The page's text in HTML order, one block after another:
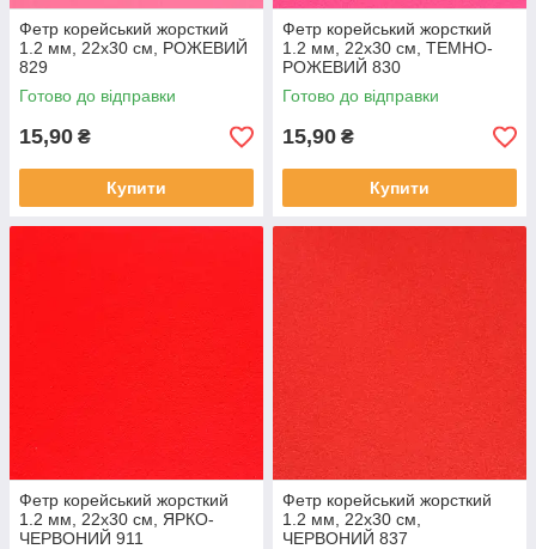
Фетр корейський жорсткий
1.2 мм, 22x30 см, РОЖЕВИЙ
829
Готово до відправки
15,90 ₴
Купити
Фетр корейський жорсткий
1.2 мм, 22x30 см, ТЕМНО-
РОЖЕВИЙ 830
Готово до відправки
15,90 ₴
Купити
Фетр корейський жорсткий
1.2 мм, 22x30 см, ЯРКО-
ЧЕРВОНИЙ 911
Фетр корейський жорсткий
1.2 мм, 22x30 см,
ЧЕРВОНИЙ 837